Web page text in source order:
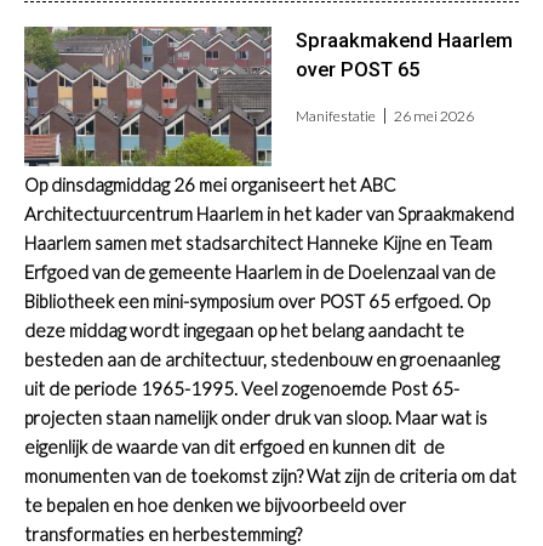
Spraakmakend Haarlem
over POST 65
Manifestatie 26 mei 2026
Op dinsdagmiddag 26 mei organiseert het ABC
Architectuurcentrum Haarlem in het kader van Spraakmakend
Haarlem samen met stadsarchitect Hanneke Kijne en Team
Erfgoed van de gemeente Haarlem in de Doelenzaal van de
Bibliotheek een mini-symposium over POST 65 erfgoed. Op
deze middag wordt ingegaan op het belang aandacht te
besteden aan de architectuur, stedenbouw en groenaanleg
uit de periode 1965-1995. Veel zogenoemde Post 65-
projecten staan namelijk onder druk van sloop. Maar wat is
eigenlijk de waarde van dit erfgoed en kunnen dit de
monumenten van de toekomst zijn? Wat zijn de criteria om dat
te bepalen en hoe denken we bijvoorbeeld over
transformaties en herbestemming?